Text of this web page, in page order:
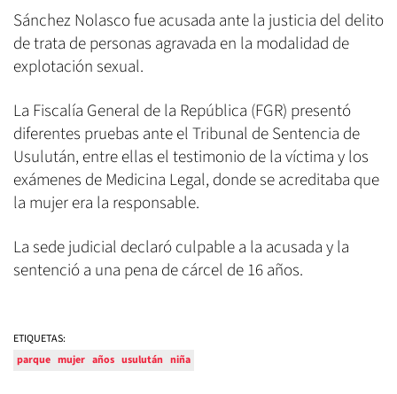
Sánchez Nolasco fue acusada ante la justicia del delito
de trata de personas agravada en la modalidad de
explotación sexual.
La Fiscalía General de la República (FGR) presentó
diferentes pruebas ante el Tribunal de Sentencia de
Usulután, entre ellas el testimonio de la víctima y los
exámenes de Medicina Legal, donde se acreditaba que
la mujer era la responsable.
La sede judicial declaró culpable a la acusada y la
sentenció a una pena de cárcel de 16 años.
ETIQUETAS:
parque mujer años usulután niña